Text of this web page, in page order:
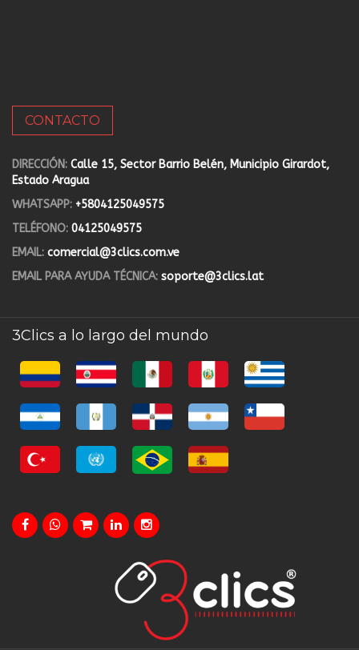
CONTACTO
DIRECCIÓN: Calle 15, Sector Barrio Belén, Municipio Girardot,
Estado Aragua
WHATSAPP: +5804125049575
TELÉFONO: 04125049575
EMAIL: comercial@3clics.com.ve
EMAIL PARA AYUDA TÉCNICA: soporte@3clics.lat
3Clics a lo largo del mundo